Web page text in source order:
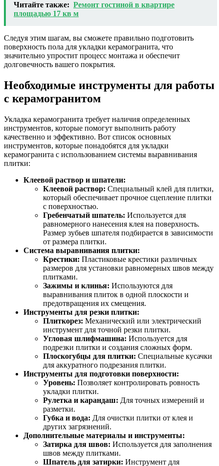
Читайте также: Ремонт гостиной в квартире
площадью 17 кв м
Следуя этим шагам, вы сможете правильно подготовить
поверхность пола для укладки керамогранита, что
значительно упростит процесс монтажа и обеспечит
долговечность вашего покрытия.
Необходимые инструменты для работы
с керамогранитом
Укладка керамогранита требует наличия определенных
инструментов, которые помогут выполнить работу
качественно и эффективно. Вот список основных
инструментов, которые понадобятся для укладки
керамогранита с использованием системы выравнивания
плитки:
Клеевой раствор и шпатели:
Клеевой раствор: Специальный клей для плитки,
который обеспечивает прочное сцепление плитки
с поверхностью.
Гребенчатый шпатель: Используется для
равномерного нанесения клея на поверхность.
Размер зубьев шпателя подбирается в зависимости
от размера плитки.
Система выравнивания плитки:
Крестики: Пластиковые крестики различных
размеров для установки равномерных швов между
плитками.
Зажимы и клинья: Используются для
выравнивания плиток в одной плоскости и
предотвращения их смещения.
Инструменты для резки плитки:
Плиткорез: Механический или электрический
инструмент для точной резки плитки.
Угловая шлифмашина: Используется для
подрезки плитки и создания сложных форм.
Плоскогубцы для плитки: Специальные кусачки
для аккуратного подрезания плитки.
Инструменты для подготовки поверхности:
Уровень: Позволяет контролировать ровность
укладки плитки.
Рулетка и карандаш: Для точных измерений и
разметки.
Губка и вода: Для очистки плитки от клея и
других загрязнений.
Дополнительные материалы и инструменты:
Затирка для швов: Используется для заполнения
швов между плитками.
Шпатель для затирки: Инструмент для